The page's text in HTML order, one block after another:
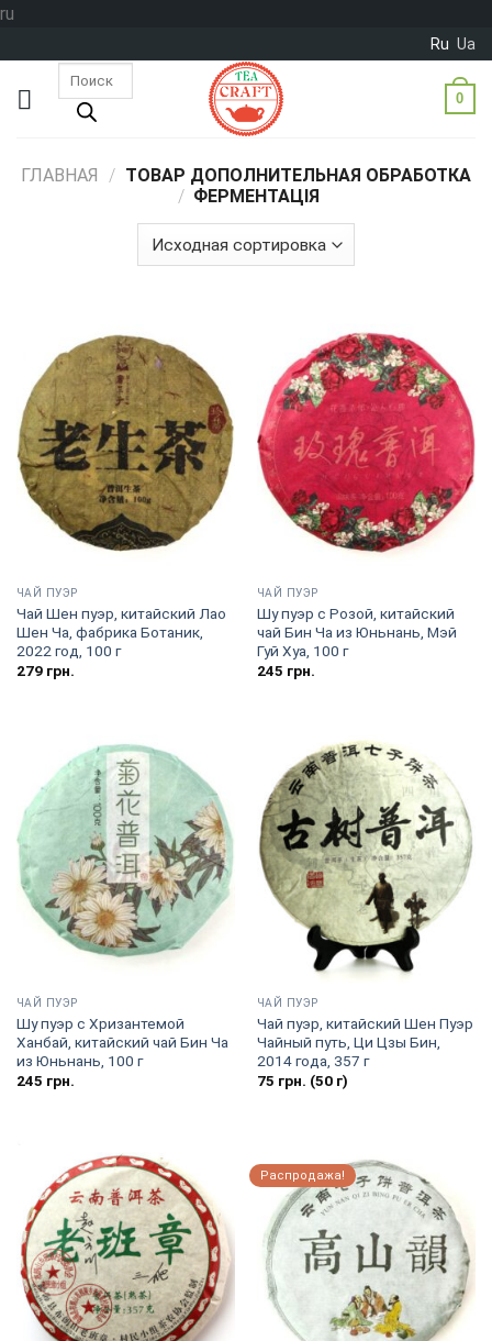
ru
content
Ru Ua
0
ГЛАВНАЯ / ТОВАР ДОПОЛНИТЕЛЬНАЯ ОБРАБОТКА
/ ФЕРМЕНТАЦІЯ
ЧАЙ ПУЭР
Чай Шен пуэр, китайский Лао
Шен Ча, фабрика Ботаник,
2022 год, 100 г
279грн.
ЧАЙ ПУЭР
Шу пуэр с Розой, китайский
чай Бин Ча из Юньнань, Мэй
Гуй Хуа, 100 г
245 грн.
ЧАЙ ПУЭР
Шу пуэр с Хризантемой
Ханбай, китайский чай Бин Ча
из Юньнань, 100 г
245 грн.
ЧАЙ ПУЭР
Чай пуэр, китайский Шен Пуэр
Чайный путь, Ци Цзы Бин,
2014 года, 357 г
75 грн. (50 г)
Распродажа!